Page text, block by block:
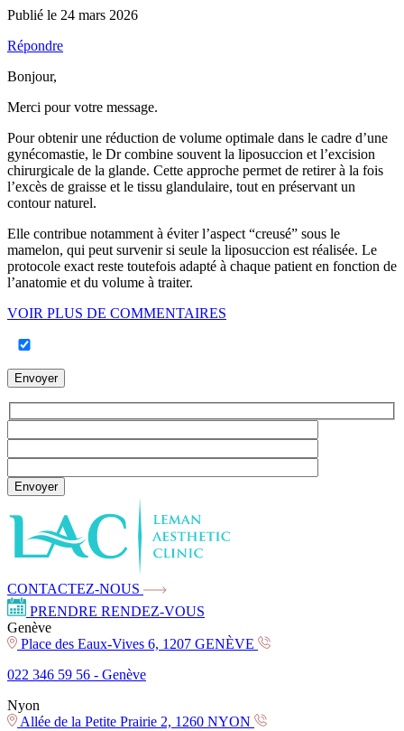
Publié le 24 mars 2026
Répondre
Bonjour,
Merci pour votre message.
Pour obtenir une réduction de volume optimale dans le cadre d’une
gynécomastie, le Dr combine souvent la liposuccion et l’excision
chirurgicale de la glande. Cette approche permet de retirer à la fois
l’excès de graisse et le tissu glandulaire, tout en préservant un
contour naturel.
Elle contribue notamment à éviter l’aspect “creusé” sous le
mamelon, qui peut survenir si seule la liposuccion est réalisée. Le
protocole exact reste toutefois adapté à chaque patient en fonction de
l’anatomie et du volume à traiter.
VOIR PLUS DE COMMENTAIRES
Envoyer
Envoyer
CONTACTEZ-NOUS
PRENDRE RENDEZ-VOUS
Genève
Place des Eaux-Vives 6, 1207 GENÈVE
022 346 59 56 - Genève
Nyon
Allée de la Petite Prairie 2, 1260 NYON